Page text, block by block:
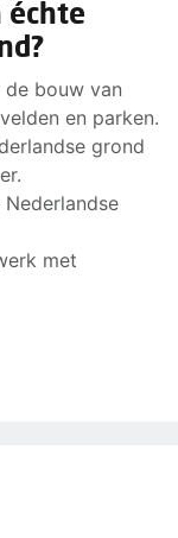
échte
bouw van
en parken.
grond
met